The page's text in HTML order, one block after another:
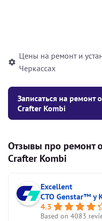
Цены на ремонт и
Черкассах
Записаться на ремонт
Crafter Kombi
Отзывы про ремонт
Crafter Kombi
Excellent
СТО Genstar™ у
4.3
Based on 4083